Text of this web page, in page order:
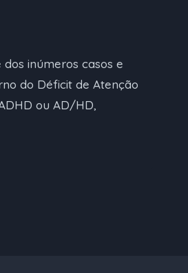
inúmeros casos e
do Déficit de Atenção
ou AD/HD,